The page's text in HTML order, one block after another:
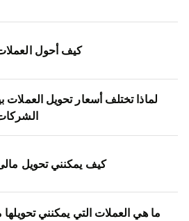
كيف أحول العملات؟
لماذا تختلف أسعار تحويل العملات بين
الشركات؟
كيف يمكنني تحويل مالى؟
ما هي العملات التي يمكنني تحويلها مع